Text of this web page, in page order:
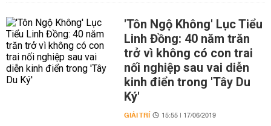
'Tôn Ngộ Không' Lục Tiểu
Linh Đồng: 40 năm trăn
trở vì không có con trai
nối nghiệp sau vai diễn
kinh điển trong 'Tây Du
Ký'
GIẢI TRÍ 15:55 | 17/06/2019